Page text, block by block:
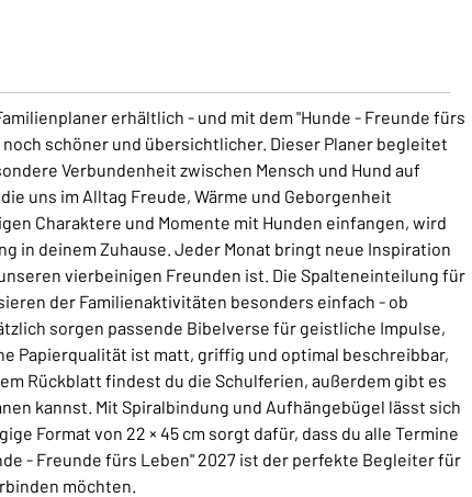
erhältlich - und mit dem "Hunde - Freunde fürs
schöner und übersichtlicher. Dieser Planer begleitet
Verbundenheit zwischen Mensch und Hund auf
uns im Alltag Freude, Wärme und Geborgenheit
Charaktere und Momente mit Hunden einfangen, wird
in deinem Zuhause. Jeder Monat bringt neue Inspiration
vierbeinigen Freunden ist. Die Spalteneinteilung für
der Familienaktivitäten besonders einfach - ob
sorgen passende Bibelverse für geistliche Impulse,
Papierqualität ist matt, griffig und optimal beschreibbar,
Rückblatt findest du die Schulferien, außerdem gibt es
kannst. Mit Spiralbindung und Aufhängebügel lässt sich
Format von 22 × 45 cm sorgt dafür, dass du alle Termine
- Freunde fürs Leben" 2027 ist der perfekte Begleiter für
möchten.